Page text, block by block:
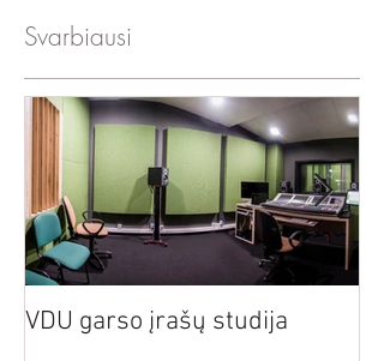
Svarbiausi
VDU garso įrašų studija